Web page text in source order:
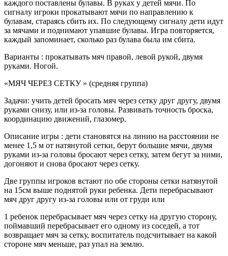
каждого поставлены булавы. В руках у детей мячи. По
сигналу игроки прокатывают мячи по направлению к
булавам, стараясь сбить их. По следующему сигналу дети идут
за мячами и поднимают упавшие булавы. Игра повторяется,
каждый запоминает, сколько раз булава была им сбита.
Варианты : прокатывать мяч правой, левой рукой, двумя
руками. Ногой.
«МЯЧ ЧЕРЕЗ СЕТКУ » (средняя группа)
Задачи: учить детей бросать мяч через сетку друг другу, двумя
руками снизу, или из-за головы. Развивать точность броска,
координацию движений, глазомер.
Описание игры : дети становятся на линию на расстоянии не
менее 1,5 м от натянутой сетки, берут большие мячи, двумя
руками из-за головы бросают через сетку, затем бегут за ними,
догоняют и снова бросают через сетку.
Две группы игроков встают по обе стороны сетки натянутой
на 15см выше поднятой руки ребенка. Дети перебрасывают
мяч друг другу из-за головы или от груди или
1 ребенок перебрасывает мяч через сетку на другую сторону,
поймавший перебрасывает его одному из соседей, а тот
возвращает мяч за сетку, воспитатель подсчитывает на какой
стороне мяч меньше, раз упал на землю.